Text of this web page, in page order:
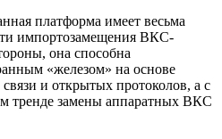
платформа имеет весьма
импортозамещения ВКС-
она способна
«железом» на основе
и открытых протоколов, а с
тренде замены аппаратных ВКС